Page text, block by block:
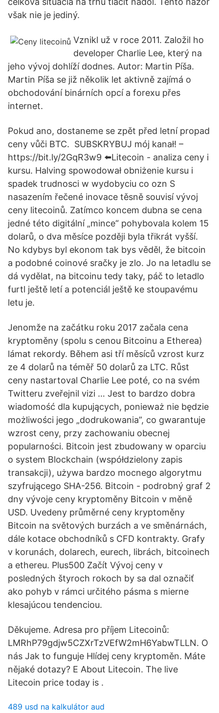
však nie je jediný.
Vznikl už v roce 2011. Založil ho
developer Charlie Lee, který na
jeho vývoj dohlíží dodnes. Autor: Martin Píša.
Martin Píša se již několik let aktivně zajímá o
obchodování binárních opcí a forexu přes
internet.
Pokud ano, dostaneme se zpět před letní propad
ceny vůči BTC. ️ SUBSKRYBUJ mój kanał! –
https://bit.ly/2GqR3w9 ⬅️Litecoin - analiza ceny i
kursu. Halving spowodował obniżenie kursu i
spadek trudnosci w wydobyciu co ozn S
nasazením řečené inovace těsně souvisí vývoj
ceny litecoinů. Zatímco koncem dubna se cena
jedné této digitální „mince“ pohybovala kolem 15
dolarů, o dva měsíce později byla třikrát vyšší.
No kdybys byl ekonom tak bys věděl, že bitcoin
a podobné coinové sračky je zlo. Jo na letadlu se
dá vydělat, na bitcoinu tedy taky, páč to letadlo
furtl ještě letí a potenciál ještě ke stoupavému
letu je.
Jenomže na začátku roku 2017 začala cena
kryptoměny (spolu s cenou Bitcoinu a Etherea)
lámat rekordy. Během asi tří měsíců vzrost kurz
ze 4 dolarů na téměř 50 dolarů za LTC. Růst
ceny nastartoval Charlie Lee poté, co na svém
Twitteru zveřejnil vizi … Jest to bardzo dobra
wiadomość dla kupujących, ponieważ nie będzie
możliwości jego „dodrukowania”, co gwarantuje
wzrost ceny, przy zachowaniu obecnej
popularności. Bitcoin jest zbudowany w oparciu
o system Blockchain (współdzielony zapis
transakcji), używa bardzo mocnego algorytmu
szyfrującego SHA-256. Bitcoin - podrobný graf 2
dny vývoje ceny kryptoměny Bitcoin v měně
USD. Uvedeny průměrné ceny kryptoměny
Bitcoin na světových burzách a ve směnárnách,
dále kotace obchodníků s CFD kontrakty. Grafy
v korunách, dolarech, eurech, librách, bitcoinech
a ethereu. Plus500 Začít Vývoj ceny v
posledných štyroch rokoch by sa dal označiť
ako pohyb v rámci určitého pásma s mierne
klesajúcou tendenciou.
Děkujeme. Adresa pro příjem Litecoinů:
LMRhP79gdjw5CZXrTzVEfW2mH6YabwTLLN. O
nás Jak to funguje Hlídej ceny kryptoměn. Máte
nějaké dotazy? E About Litecoin. The live
Litecoin price today is .
489 usd na kalkulátor aud